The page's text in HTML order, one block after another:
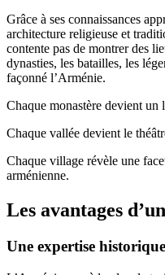
Grâce à ses connaissances
architecture religieuse et
contente pas de montrer des
dynasties, les batailles, les
façonné l’Arménie.
Chaque monastère devient un
Chaque vallée devient le
Chaque village révèle une
arménienne.
Les avantages
Une expertise